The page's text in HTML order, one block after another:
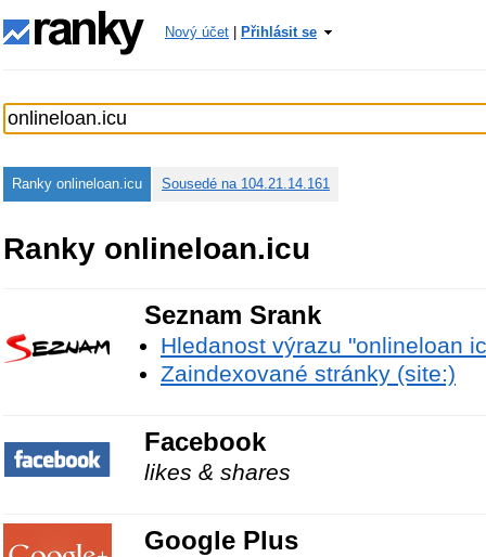
Nový účet Přihlásit se
Ranky onlineloan.icu Sousedé na 104.21.14.161
Ranky onlineloan.icu
Seznam Srank
Hledanost výrazu "onlineloan
Zaindexované stránky (site:)
Facebook
likes & shares
Google Plus